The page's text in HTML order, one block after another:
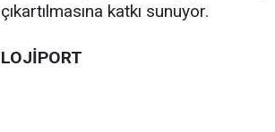
çıkartılmasına katkı sunuyor.
LOJİPORT